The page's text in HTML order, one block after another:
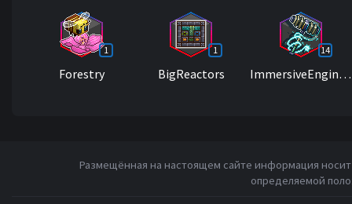
Forestry
1
BigReactors
1
ImmersiveEngineering
14
Размещённая на настоящем сайте информация
определяемой